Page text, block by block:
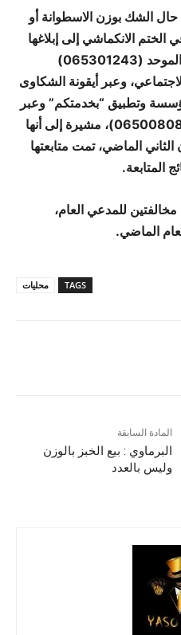
الشك بوزن الاسطوانة أو
الانكماشي إلى إبلاغها
على هاتف “واتساب” الشكاوى الموحد (065301243)
وعبر أيقونة الشكاوى
وتطبيق “بخدمتكم” وعبر
منصة “سند جو” على الرقم (065008080)، مشيرة إلى أنها
الثاني الماضي، تمت متابعتها
المتابعة.
للمدعي العام،
TAGS محليات
المادة السابقة
البرماوي : بيع الخبز بالوزن
وليس بالعدد